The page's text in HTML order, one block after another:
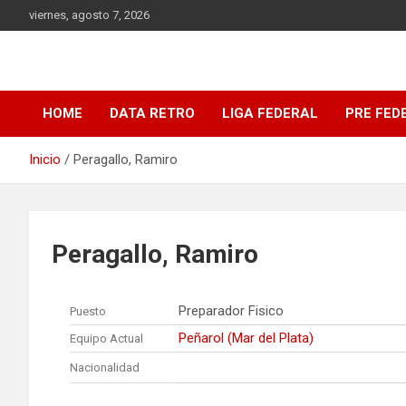
al
viernes, agosto 7, 2026
DATA Basquet
HOME DATA RETRO LIGA FEDERAL PRE
Inicio Peragallo, Ramiro
Peragallo, Ramiro
Puesto Preparador Fisico
Equipo Actual Peñarol (Mar del Plata)
Nacionalidad